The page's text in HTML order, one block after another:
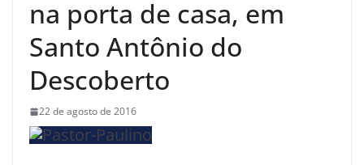
na porta de casa, em
Santo Antônio do
Descoberto
22 de agosto de 2016